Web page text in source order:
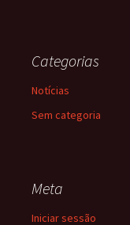
Categorias
Notícias
Sem categoria
Meta
Iniciar sessão